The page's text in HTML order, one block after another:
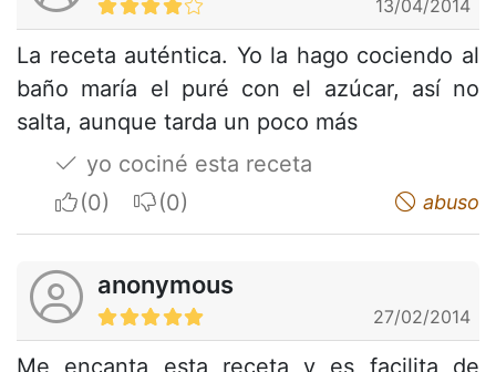
13/04/2014
La receta auténtica. Yo la hago cociendo al
baño maría el puré con el azúcar, así no
salta, aunque tarda un poco más
yo cociné esta receta
I apreciateI do not appreciate abuso
anonymous
27/02/2014
Me encanta esta receta y es facilita de